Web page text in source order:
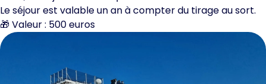
Le séjour est valable un an à compter du tirage au sort.
🎁 Valeur : 500 euros